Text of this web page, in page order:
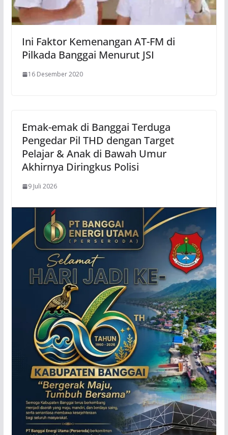
Ini Faktor Kemenangan AT-FM di
Pilkada Banggai Menurut JSI
16 Desember 2020
Emak-emak di Banggai Terduga
Pengedar Pil THD dengan Target
Pelajar & Anak di Bawah Umur
Akhirnya Diringkus Polisi
9 Juli 2026